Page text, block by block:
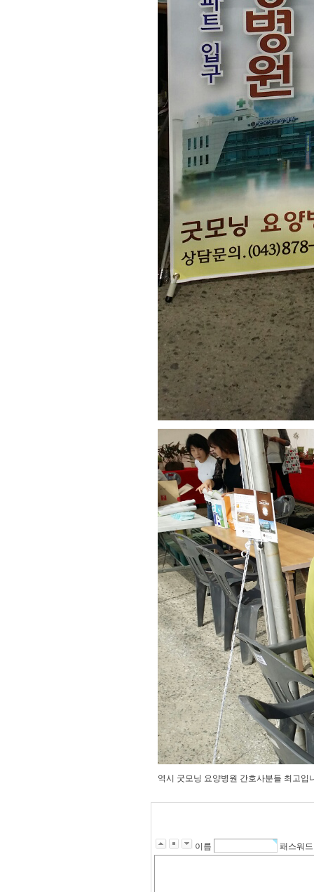
역시 굿모닝 요양병원 간호사분들 최고입
이름 패스워